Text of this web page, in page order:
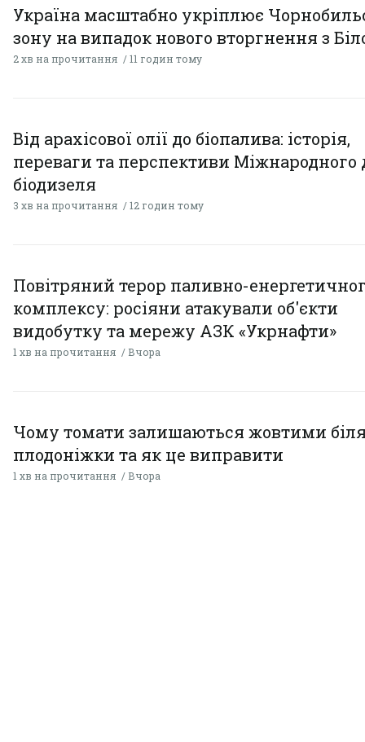
Україна масштабно укріплює
зону на випадок нового вторгнення з
2 хв на прочитання 11 годин тому
Від арахісової олії до біопалива: історія,
переваги та перспективи Міжнародного
біодизеля
3 хв на прочитання 12 годин тому
Повітряний терор паливно-
комплексу: росіяни атакували об'єкти
видобутку та мережу АЗК «Укрнафти»
1 хв на прочитання Вчора
Чому томати залишаються жовтими
плодоніжки та як це виправити
1 хв на прочитання Вчора